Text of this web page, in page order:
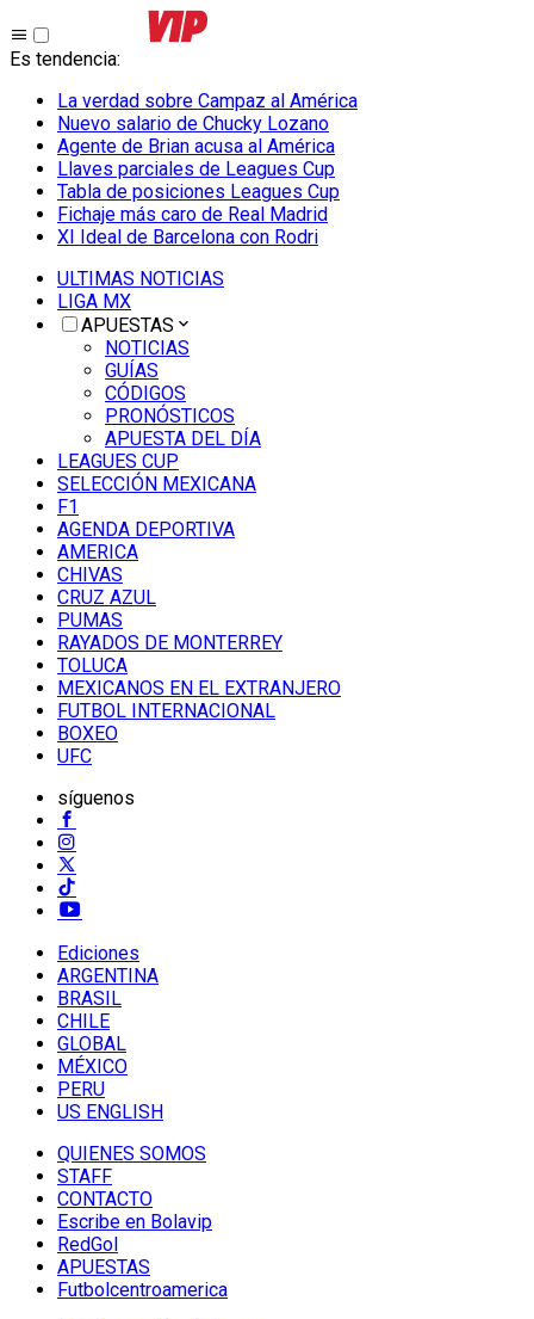
Es tendencia:
La verdad sobre Campaz al América
Nuevo salario de Chucky Lozano
Agente de Brian acusa al América
Llaves parciales de Leagues Cup
Tabla de posiciones Leagues Cup
Fichaje más caro de Real Madrid
XI Ideal de Barcelona con Rodri
ULTIMAS NOTICIAS
LIGA MX
APUESTAS
NOTICIAS
GUÍAS
CÓDIGOS
PRONÓSTICOS
APUESTA DEL DÍA
LEAGUES CUP
SELECCIÓN MEXICANA
F1
AGENDA DEPORTIVA
AMERICA
CHIVAS
CRUZ AZUL
PUMAS
RAYADOS DE MONTERREY
TOLUCA
MEXICANOS EN EL EXTRANJERO
FUTBOL INTERNACIONAL
BOXEO
UFC
síguenos
Ediciones
ARGENTINA
BRASIL
CHILE
GLOBAL
MÉXICO
PERU
US ENGLISH
QUIENES SOMOS
STAFF
CONTACTO
Escribe en Bolavip
RedGol
APUESTAS
Futbolcentroamerica